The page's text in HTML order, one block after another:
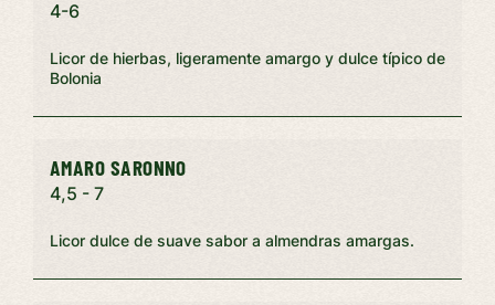
4-6
Licor de hierbas, ligeramente amargo y dulce típico de
Bolonia
AMARO SARONNO
4,5 - 7
Licor dulce de suave sabor a almendras amargas.